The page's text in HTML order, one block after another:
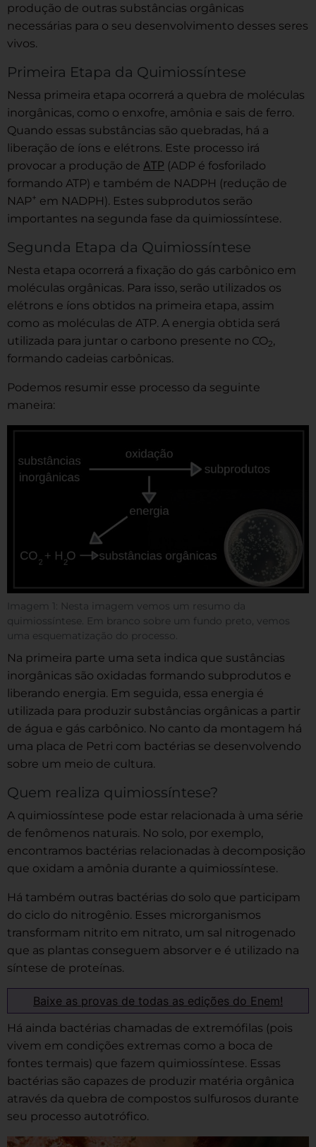
produção de outras substâncias orgânicas
necessárias para o seu desenvolvimento desses seres
vivos.
Primeira Etapa da Quimiossíntese
Nessa primeira etapa ocorrerá a quebra de moléculas
inorgânicas, como o enxofre, amônia e sais de ferro.
Quando essas substâncias são quebradas, há a
liberação de íons e elétrons. Este processo irá
provocar a produção de ATP (ADP é fosforilado
formando ATP) e também de NADPH (redução de
NAP+ em NADPH). Estes subprodutos serão
importantes na segunda fase da quimiossíntese.
Segunda Etapa da Quimiossíntese
Nesta etapa ocorrerá a fixação do gás carbônico em
moléculas orgânicas. Para isso, serão utilizados os
elétrons e íons obtidos na primeira etapa, assim
como as moléculas de ATP. A energia obtida será
utilizada para juntar o carbono presente no CO2,
formando cadeias carbônicas.
Podemos resumir esse processo da seguinte
maneira:
Imagem 1: Nesta imagem vemos um resumo da
quimiossíntese. Em branco sobre um fundo preto, vemos
uma esquematização do processo.
Na primeira parte uma seta indica que sustâncias
inorgânicas são oxidadas formando subprodutos e
liberando energia. Em seguida, essa energia é
utilizada para produzir substâncias orgânicas a partir
de água e gás carbônico. No canto da montagem há
uma placa de Petri com bactérias se desenvolvendo
sobre um meio de cultura.
Quem realiza quimiossíntese?
A quimiossíntese pode estar relacionada à uma série
de fenômenos naturais. No solo, por exemplo,
encontramos bactérias relacionadas à decomposição
que oxidam a amônia durante a quimiossíntese.
Há também outras bactérias do solo que participam
do ciclo do nitrogênio. Esses microrganismos
transformam nitrito em nitrato, um sal nitrogenado
que as plantas conseguem absorver e é utilizado na
síntese de proteínas.
Baixe as provas de todas as edições do Enem!
Há ainda bactérias chamadas de extremófilas (pois
vivem em condições extremas como a boca de
fontes termais) que fazem quimiossíntese. Essas
bactérias são capazes de produzir matéria orgânica
através da quebra de compostos sulfurosos durante
seu processo autotrófico.